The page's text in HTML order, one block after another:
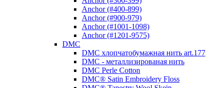
Anchor (#400-899)
Anchor (#900-979)
Anchor (#1001-1098)
Anchor (#1201-9575)
DMC
DMC хлопчатобумажная нить art.177
DMC - металлизированая нить
DMC Perle Cotton
DMC® Satin Embroidery Floss